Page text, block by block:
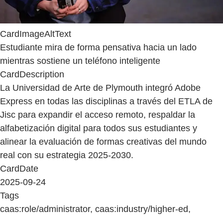
CardImageAltText
Estudiante mira de forma pensativa hacia un lado
mientras sostiene un teléfono inteligente
CardDescription
La Universidad de Arte de Plymouth integró Adobe
Express en todas las disciplinas a través del ETLA de
Jisc para expandir el acceso remoto, respaldar la
alfabetización digital para todos sus estudiantes y
alinear la evaluación de formas creativas del mundo
real con su estrategia 2025-2030.
CardDate
2025-09-24
Tags
caas:role/administrator, caas:industry/higher-ed,